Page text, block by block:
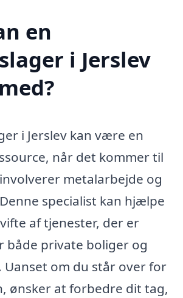
en
i Jerslev
i Jerslev kan være en
når det kommer til
metalarbejde og
specialist kan hjælpe
af tjenester, der er
både private boliger og
Uanset om du står over for
ønsker at forbedre dit tag,